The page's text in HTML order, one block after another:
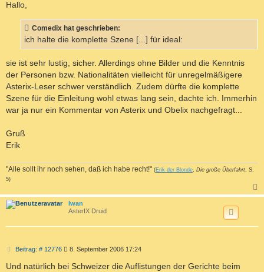
r
a
Hallo,
Comedix hat geschrieben:
ich halte die komplette Szene [...] für ideal:
sie ist sehr lustig, sicher. Allerdings ohne Bilder und die Kenntnis
der Personen bzw. Nationalitäten vielleicht für unregelmäßigere
Asterix-Leser schwer verständlich. Zudem dürfte die komplette
Szene für die Einleitung wohl etwas lang sein, dachte ich. Immerhin
war ja nur ein Kommentar von Asterix und Obelix nachgefragt...
Gruß
Erik
"Alle sollt ihr noch sehen, daß ich habe recht!" (Erik der Blonde, Die große Überfahrt, S.
5)
a
Iwan
AsterIX Druid
Beitrag: # 12776B
i
8. September 2006 17:24
Und natürlich bei Schweizer die Auflistungen der Gerichte beim